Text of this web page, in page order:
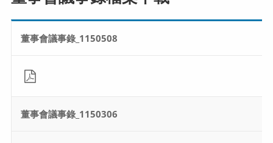
董事會議事錄_1150508
董事會議事錄_1150306